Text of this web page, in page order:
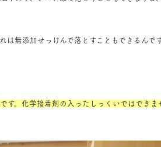
は無添加せっけんで落とすこともできるんで
す。化学接着剤の入ったしっくいではできま